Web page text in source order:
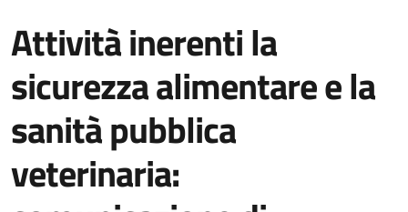
Attività inerenti la
sicurezza alimentare e la
sanità pubblica
veterinaria: